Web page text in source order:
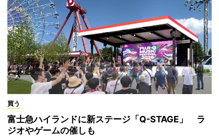
買う
富士急ハイランドに新ステージ「Q-STAGE」 ラ
ジオやゲームの催しも